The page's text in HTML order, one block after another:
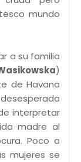
mundo
a su familia
)
de Havana
interpretar
madre al
Poco a
mujeres se